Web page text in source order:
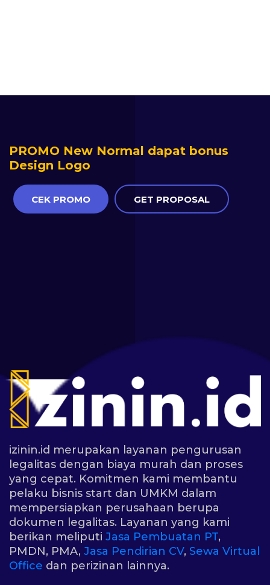
PROMO New Normal dapat bonus
Design Logo
CEK PROMO GET PROPOSAL
izinin.id merupakan layanan pengurusan
legalitas dengan biaya murah dan proses
yang cepat. Komitmen kami membantu
pelaku bisnis start dan UMKM dalam
mempersiapkan perusahaan berupa
dokumen legalitas. Layanan yang kami
berikan meliputi Jasa Pembuatan PT,
PMDN, PMA, Jasa Pendirian CV, Sewa Virtual
Office dan perizinan lainnya.